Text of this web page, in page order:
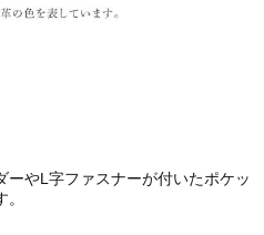
やL字ファスナーが付いたポケッ